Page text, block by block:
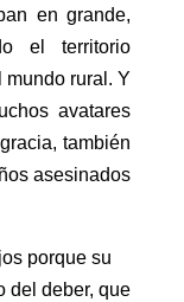
en grande,
el territorio
mundo rural. Y
avatares
también
asesinados
porque su
del deber, que